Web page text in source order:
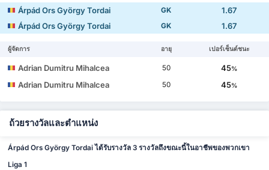
Árpád Ors György Tordai
GK
1.67
Árpád Ors György Tordai
GK 1.67
ผู้จัดการ อายุ เปอร์เซ็นต์ชนะ
Adrian Dumitru Mihalcea 50 45%
Adrian Dumitru Mihalcea 50 45%
ถ้วยรางวัลและตำแหน่ง
Árpád Ors György Tordai ได้รับรางวัล 3 รางวัลถึงขณะนี้ในอาชีพของพวกเขา
Liga 1